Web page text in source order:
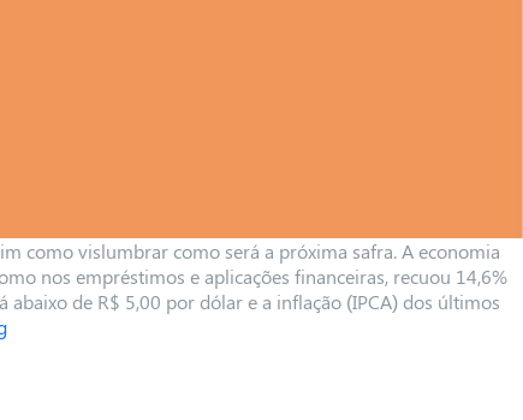
como vislumbrar como será a próxima safra. A economia
nos empréstimos e aplicações financeiras, recuou 14,6%
de R$ 5,00 por dólar e a inflação (IPCA) dos últimos